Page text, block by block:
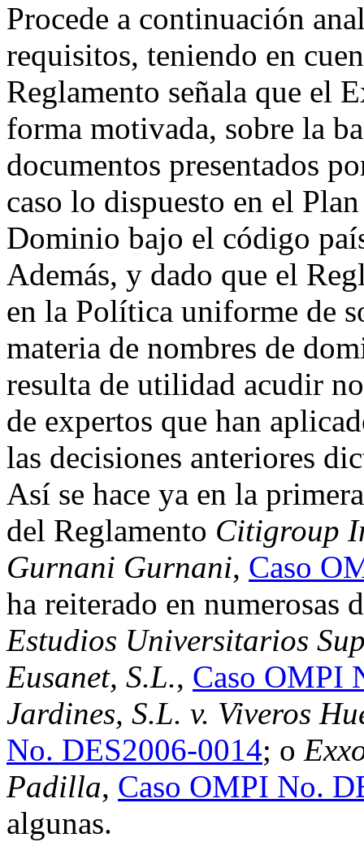
Procede a continuación
requisitos, teniendo en
Reglamento señala que el
forma motivada, sobre la
documentos presentados
caso lo dispuesto en el
Dominio bajo el código
Además, y dado que el
en la Política uniforme de
materia de nombres de
resulta de utilidad acudir
de expertos que han
las decisiones anteriores
Así se hace ya en la
del Reglamento Citigroup
Gurnani Gurnani, Caso
ha reiterado en numerosas
Estudios Universitarios
Eusanet, S.L., Caso OMPI
Jardines, S.L. v. Viveros
No. DES2006-0014; o
Padilla, Caso OMPI No.
algunas.